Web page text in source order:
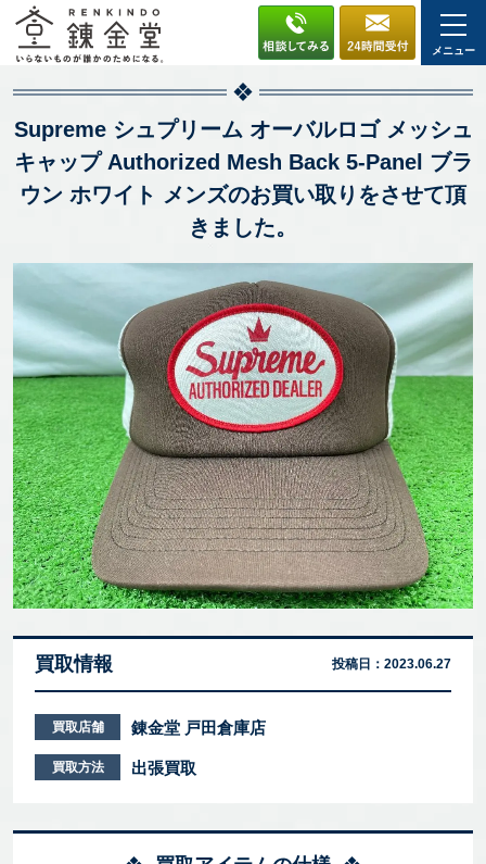
メニュー
Supreme シュプリーム オーバルロゴ メッシュ
キャップ Authorized Mesh Back 5-Panel ブラ
ウン ホワイト メンズのお買い取りをさせて頂
きました。
買取情報 投稿日： 2023.06.27
買取店舗 錬金堂 戸田倉庫店
買取方法 出張買取